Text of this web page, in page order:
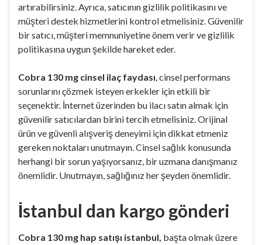
artırabilirsiniz. Ayrıca, satıcının gizlilik politikasını ve
müşteri destek hizmetlerini kontrol etmelisiniz. Güvenilir
bir satıcı, müşteri memnuniyetine önem verir ve gizlilik
politikasına uygun şekilde hareket eder.
Cobra 130 mg cinsel ilaç faydası , cinsel performans
sorunlarını çözmek isteyen erkekler için etkili bir
seçenektir. İnternet üzerinden bu ilacı satın almak için
güvenilir satıcılardan birini tercih etmelisiniz. Orijinal
ürün ve güvenli alışveriş deneyimi için dikkat etmeniz
gereken noktaları unutmayın. Cinsel sağlık konusunda
herhangi bir sorun yaşıyorsanız, bir uzmana danışmanız
önemlidir. Unutmayın, sağlığınız her şeyden önemlidir.
İstanbul dan kargo gönderi
Cobra 130 mg hap satışı istanbul, başta olmak üzere